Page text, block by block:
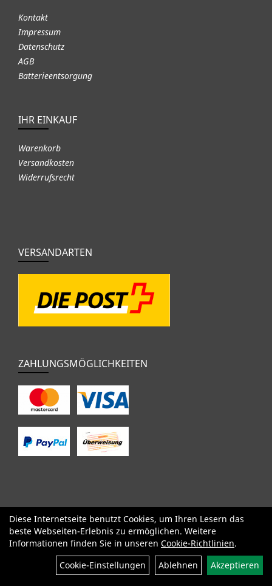
Filter
Kontakt
Impressum
Datenschutz
AGB
Batterieentsorgung
IHR EINKAUF
Warenkorb
Versandkosten
Widerrufsrecht
VERSANDARTEN
ZAHLUNGSMÖGLICHKEITEN
SALE Specialized Factor Cervélo BMC Orbea
Yeti
Pinarello
OPEN Kids / BMX Komponenten
Bekleidung
Zubehör
Sale
Diese Internetseite benutzt Cookies, um Ihren Lesern das
beste Webseiten-Erlebnis zu ermöglichen. Weitere
Informationen finden Sie in unseren Cookie-Richtlinien.
Cookie-Einstellungen
Ablehnen Akzeptieren